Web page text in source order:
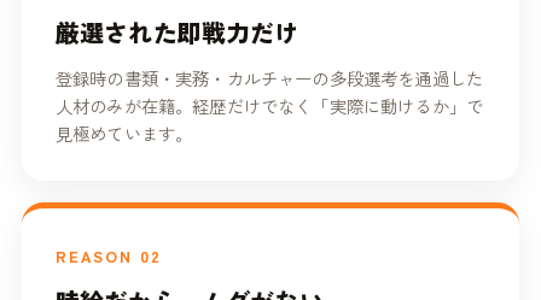
厳選された即戦力だけ
登録時の書類・実務・カルチャーの多段選考を通過した
人材のみが在籍。経歴だけでなく「実際に動けるか」で
見極めています。
REASON 02